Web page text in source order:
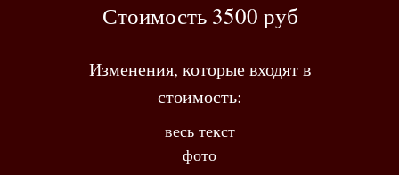
весь текст
фото
Стоимость 3500 руб
Изменения, которые входят в
стоимость: